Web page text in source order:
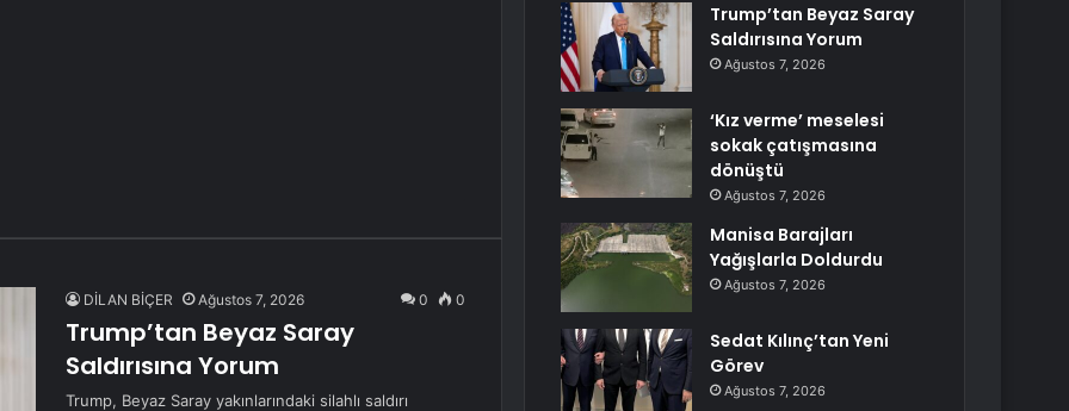
DİLAN BİÇER Ağustos 7, 2026 0 0
Trump’tan Beyaz Saray
Saldırısına Yorum
Trump, Beyaz Saray yakınlarındaki silahlı saldırı
Trump’tan Beyaz Saray
Saldırısına Yorum
Ağustos 7, 2026
‘Kız verme’ meselesi
sokak çatışmasına
dönüştü
Ağustos 7, 2026
Manisa Barajları
Yağışlarla Doldurdu
Ağustos 7, 2026
Sedat Kılınç’tan Yeni
Görev
Ağustos 7, 2026